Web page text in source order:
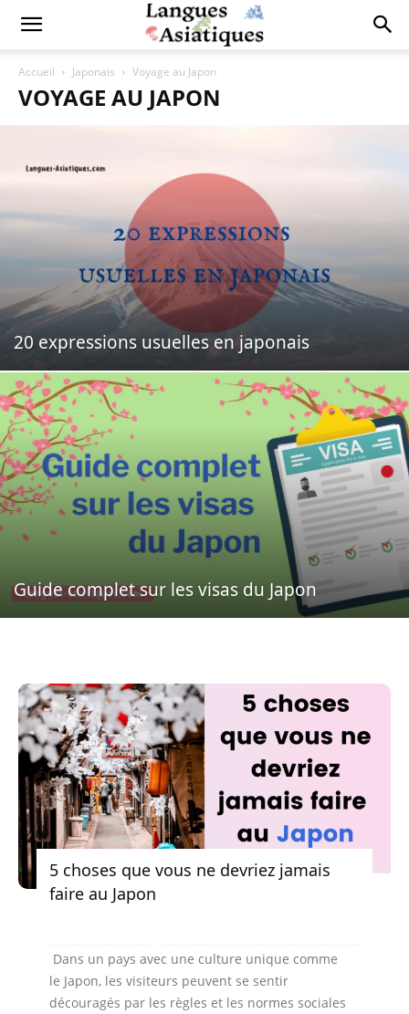
Accueil Japonais Voyage au Japon
VOYAGE AU JAPON
20 expressions usuelles en japonais
Guide complet sur les visas du Japon
5 choses que vous ne devriez jamais
faire au Japon
Dans un pays avec une culture unique comme
le Japon, les visiteurs peuvent se sentir
découragés par les règles et les normes sociales